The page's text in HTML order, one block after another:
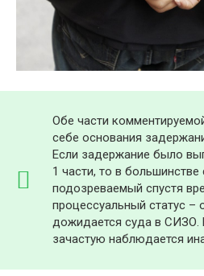
Обе части
себе основания
Если задержание было
1 части, то в большинстве
подозреваемый спустя
процессуальный статус –
дожидается суда в СИЗО.
зачастую наблюдается